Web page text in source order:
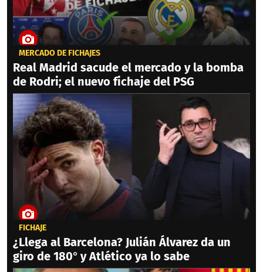
MERCADO DE FICHAJES
Real Madrid sacude el mercado y la bomba
de Rodri; el nuevo fichaje del PSG
FICHAJE
¿Llega al Barcelona? Julián Álvarez da un
giro de 180° y Atlético ya lo sabe